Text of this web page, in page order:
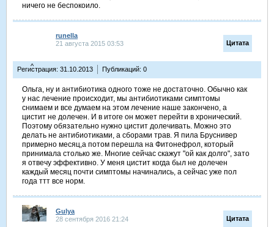
ничего не беспокоило.
Цитата
runella
21 августа 2015 03:53
Регистрация: 31.10.2013 Публикаций: 0
^
Ольга, ну и антибиотика одного тоже не достаточно. Обычно как
у нас лечение происходит, мы антибиотиками симптомы
снимаем и все думаем на этом лечение наше закончено, а
цистит не долечен. И в итоге он может перейти в хронический.
Поэтому обязательно нужно цистит долечивать. Можно это
делать не антибиотиками, а сборами трав. Я пила Бруснивер
примерно месяц,а потом перешла на Фитонефрол, который
принимала столько же. Многие сейчас скажут "ой как долго", зато
я отвечу эффективно. У меня цистит когда был не долечен
каждый месяц почти симптомы начинались, а сейчас уже пол
года ттт все норм.
Цитата
Gulya
28 сентября 2016 21:24